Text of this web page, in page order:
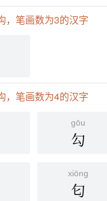
，笔画数为3的汉字
，笔画数为4的汉字
gōu
勾
xiōng
匂